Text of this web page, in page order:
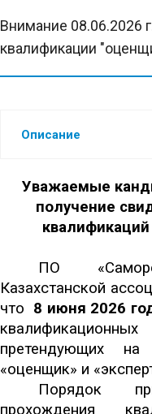
Внимание 08.06.2026
квалификации
Описание
Уважаемые
получение
ПО
Казахстанской
что 8 июня 2026
претендующих на
«оценщик» и
Порядок
прохождения